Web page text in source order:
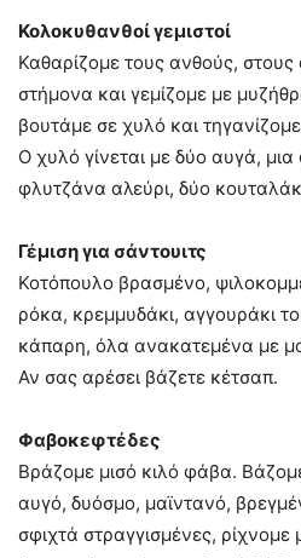
Κολοκυθανθοί γεμιστοί
Καθαρίζομε τους ανθούς,
στήμονα και γεμίζομε με
βουτάμε σε χυλό και
Ο χυλό γίνεται με δύο αυγά,
φλυτζάνα αλεύρι, δύο
Γέμιση για σάντουιτς
Κοτόπουλο βρασμένο,
ρόκα, κρεμμυδάκι, αγγουράκι
κάπαρη, όλα ανακατεμένα με
Αν σας αρέσει βάζετε κέτσαπ.
Φαβοκεφτέδες
Βράζομε μισό κιλό φάβα.
αυγό, δυόσμο, μαϊντανό,
σφιχτά στραγγισμένες,